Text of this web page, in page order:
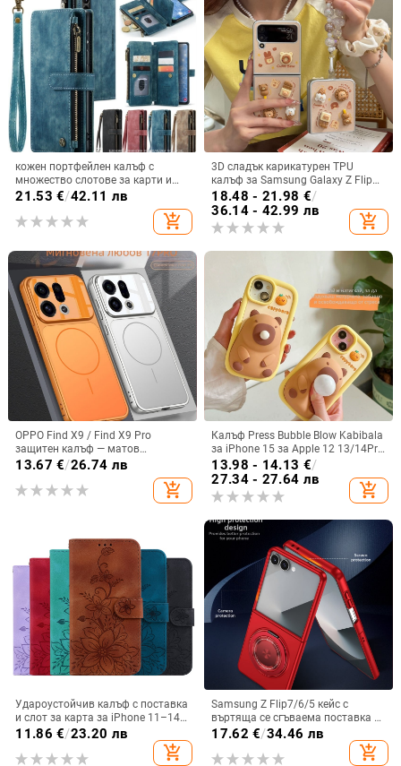
кожен портфейлен калъф с
множество слотове за карти и
цип за iPhone 11–17 Pro Max, XR,
21.53 €/42.11 лв
add_shopping_cart
3D сладък карикатурен TPU
калъф за Samsung Galaxy Z Flip
6/3/4, защита срещу изпускане,
корейски стил
18.48 - 21.98 €/
36.14 - 42.99 лв
add_shopping_cart
OPPO Find X9 / Find X9 Pro
защитен калъф — матов
пластмасов, минималистичен
стил, против изпускане, магнитно
зареждане, възможност за
13.67 €/26.74 лв
add_shopping_cart
Калъф Press Bubble Blow Kabibala
за iPhone 15 за Apple 12 13/14Pro
Max, устойчив на изпускане 11
13.98 - 14.13 €/
27.34 - 27.64 лв
add_shopping_cart
Удароустойчив калъф с поставка
и слот за карта за iPhone 11–14
Pro Max, изкуствена кожа,
11.86 €/23.20 лв
add_shopping_cart
Samsung Z Flip7/6/5 кейс с
въртяща се сгъваема поставка и
магнитна скоба, 360° въртене,
поликарбонатен корпус
17.62 €/34.46 лв
add_shopping_cart